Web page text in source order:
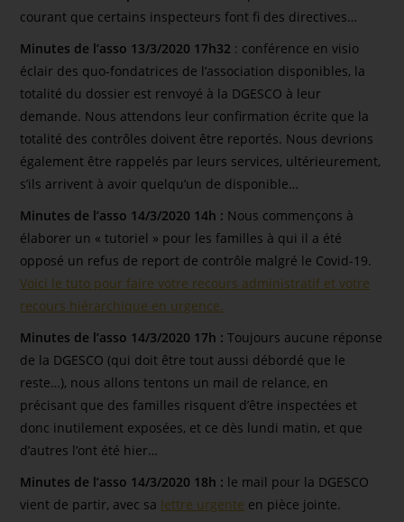
courant que certains inspecteurs font fi des directives…
Minutes de l’asso 13/3/2020 17h32 : conférence en visio
éclair des quo-fondatrices de l’association disponibles, la
totalité du dossier est renvoyé à la DGESCO à leur
demande. Nous attendons leur confirmation écrite que la
totalité des contrôles doivent être reportés. Nous devrions
également être rappelés par leurs services, ultérieurement,
s’ils arrivent à avoir quelqu’un de disponible…
Minutes de l’asso 14/3/2020 14h : Nous commençons à
élaborer un « tutoriel » pour les familles à qui il a été
opposé un refus de report de contrôle malgré le Covid-19.
Voici le tuto pour faire votre recours administratif et votre
recours hiérarchique en urgence.
Minutes de l’asso 14/3/2020 17h : Toujours aucune réponse
de la DGESCO (qui doit être tout aussi débordé que le
reste…), nous allons tentons un mail de relance, en
précisant que des familles risquent d’être inspectées et
donc inutilement exposées, et ce dès lundi matin, et que
d’autres l’ont été hier…
Minutes de l’asso 14/3/2020 18h : le mail pour la DGESCO
vient de partir, avec sa lettre urgente en pièce jointe.